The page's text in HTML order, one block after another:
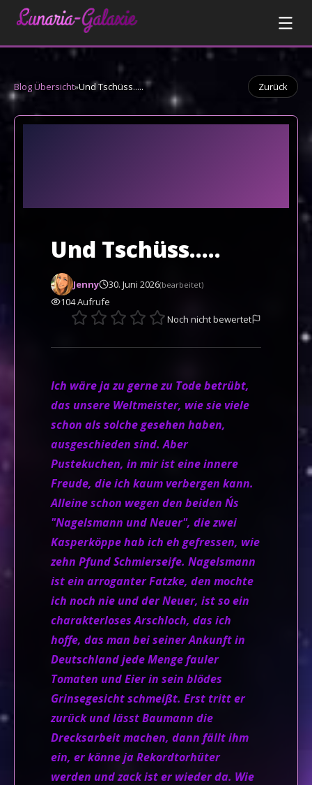
Blog Übersicht»Und Tschüss..... Zurück
Und Tschüss.....
Jenny 30. Juni 2026(bearbeitet)
104Aufrufe
Noch nicht bewertet
Ich wäre ja zu gerne zu Tode betrübt,
das unsere Weltmeister, wie sie viele
schon als solche gesehen haben,
ausgeschieden sind. Aber
Pustekuchen, in mir ist eine innere
Freude, die ich kaum verbergen kann.
Alleine schon wegen den beiden N´s
"Nagelsmann und Neuer", die zwei
Kasperköppe hab ich eh gefressen, wie
zehn Pfund Schmierseife. Nagelsmann
ist ein arroganter Fatzke, den mochte
ich noch nie und der Neuer, ist so ein
charakterloses Arschloch, das ich
hoffe, das man bei seiner Ankunft in
Deutschland jede Menge fauler
Tomaten und Eier in sein blödes
Grinsegesicht schmeißt. Erst tritt er
zurück und lässt Baumann die
Drecksarbeit machen, dann fällt ihm
ein, er könne ja Rekordtorhüter
werden und zack ist er wieder da. Wie